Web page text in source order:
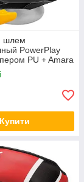
шлем
PowerPlay
PU + Amara
Оригинал 1354
Купити